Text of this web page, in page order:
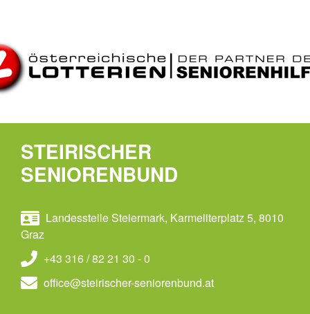
STEIRISCHER
SENIORENBUND
Landesstelle Steiermark, Karmeliterplatz 5, 8010
Graz
+43 316 / 82 21 30 - 0
office@steirischer-seniorenbund.at